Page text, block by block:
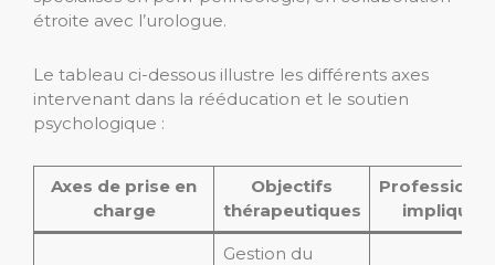
étroite avec l’urologue.
Le tableau ci-dessous illustre les différents axes
intervenant dans la rééducation et le soutien
psychologique :
Axes de prise en
charge
Objectifs
thérapeutiques
impliqués
Gestion du